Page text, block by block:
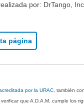
por: DrTango, Inc.
página
por la URAC , también
que A.D.A.M. cumple los